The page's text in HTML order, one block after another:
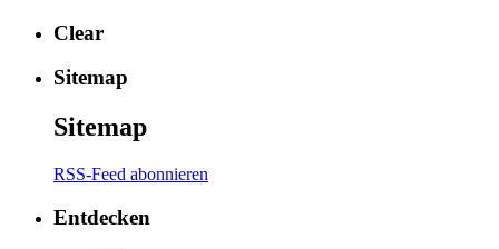
Clear
Sitemap
Sitemap
RSS-Feed abonnieren
Entdecken